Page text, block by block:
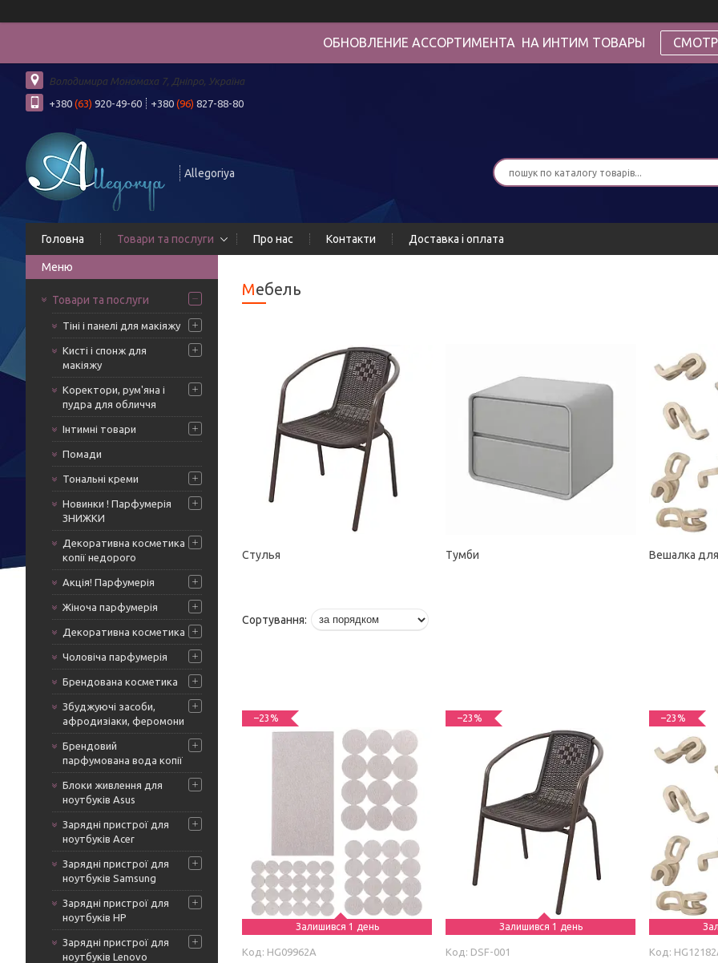
ОБНОВЛЕНИЕ АССОРТИМЕНТА НА ИНТИМ ТОВАРЫ
Володимира Мономаха 7, Дніпро, Україна
+380 (63) 920-49-60 +380 (96) 827-88-80
Allegoriya
Головна Товари та послуги Про нас Контакти Доставка і оплата
Товари та послуги
Тіні і панелі для макіяжу
Кисті і спонж для
макіяжу
Коректори, рум'яна і
пудра для обличчя
Інтимні товари
Помади
Тональні креми
Новинки ! Парфумерія
ЗНИЖКИ
Декоративна косметика
копії недорого
Акція! Парфумерія
Жіноча парфумерія
Декоративна косметика
Чоловіча парфумерія
Брендована косметика
Збуджуючі засоби,
афродизіаки, феромони
Брендовий
парфумована вода копії
Блоки живлення для
ноутбуків Asus
Зарядні пристрої для
ноутбуків Acer
Зарядні пристрої для
ноутбуків Samsung
Зарядні пристрої для
ноутбуків HP
Зарядні пристрої для
ноутбуків Lenovo
Мебель
Стулья Тумби Вешалка
–23%
Залишився 1 день
HG09962A
–23%
Залишився 1 день
DSF-001
–23%